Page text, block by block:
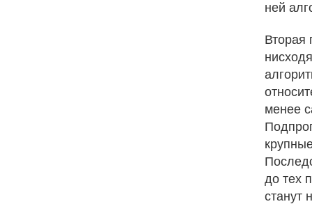
ней
Вторая
менее
до тех
станут